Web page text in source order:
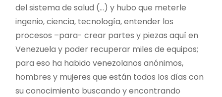
del sistema de salud (…) y hubo que meterle
ingenio, ciencia, tecnología, entender los
procesos –para- crear partes y piezas aquí en
Venezuela y poder recuperar miles de equipos;
para eso ha habido venezolanos anónimos,
hombres y mujeres que están todos los días con
su conocimiento buscando y encontrando